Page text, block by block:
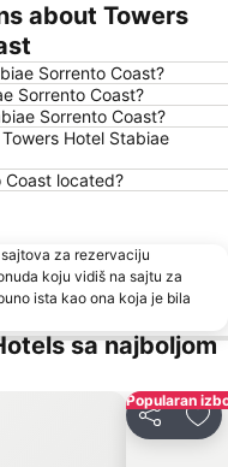
about Towers
Sorrento Coast?
Sorrento Coast?
Sorrento Coast?
Hotel Stabiae
Coast located?
za rezervaciju
koju vidiš na sajtu za
ista kao ona koja je bila
sa najboljom
Popularan
Deli